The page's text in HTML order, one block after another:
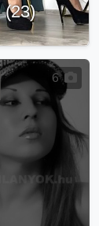
(23)
6